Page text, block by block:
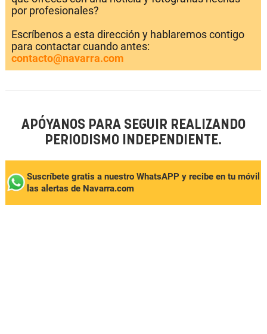
por profesionales?
Escríbenos a esta dirección y hablaremos contigo
para contactar cuando antes:
contacto@navarra.com
APÓYANOS PARA SEGUIR REALIZANDO
PERIODISMO INDEPENDIENTE.
Suscríbete gratis a nuestro WhatsAPP y recibe en tu móvil
las alertas de Navarra.com